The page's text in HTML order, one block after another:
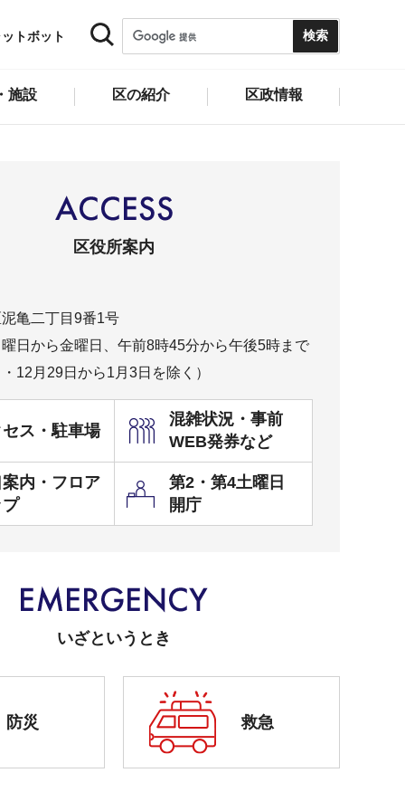
トボット
施設 区の紹介 区政情報
区役所案内
亀二丁目9番1号
日から金曜日、午前8時45分から午後5時まで
12月29日から1月3日を除く）
ス・駐車場
混雑状況・事前
WEB発券など
内・フロア
第2・第4土曜日
開庁
いざというとき
防災 救急